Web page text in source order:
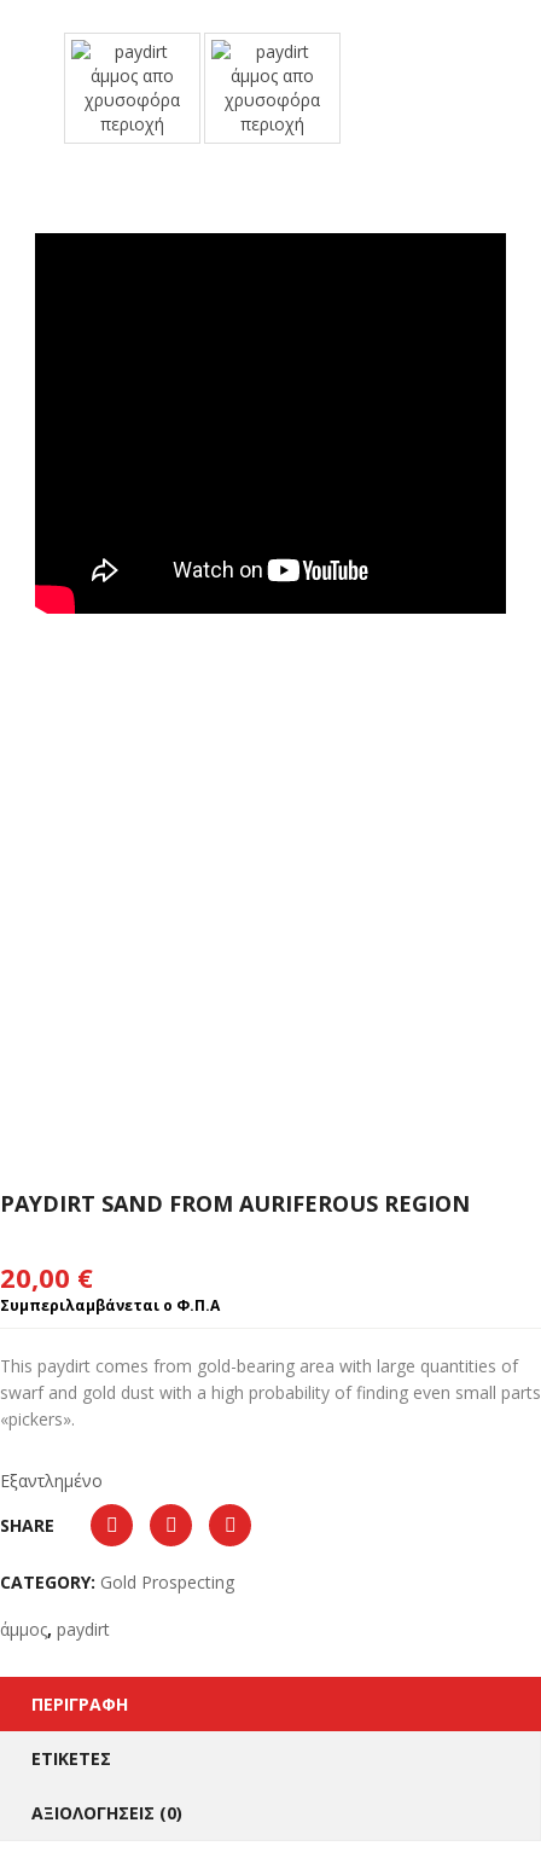
PAYDIRT SAND FROM AURIFEROUS REGION
20,00 €
Συμπεριλαμβάνεται ο Φ.Π.Α
This paydirt comes from gold-bearing area with large quantities of
swarf and gold dust with a high probability of finding even small parts
«pickers».
Εξαντλημένο
SHARE
CATEGORY: Gold Prospecting
άμμος, paydirt
ΠΕΡΙΓΡΑΦΉ
ΕΤΙΚΈΤΕΣ
ΑΞΙΟΛΟΓΉΣΕΙΣ (0)